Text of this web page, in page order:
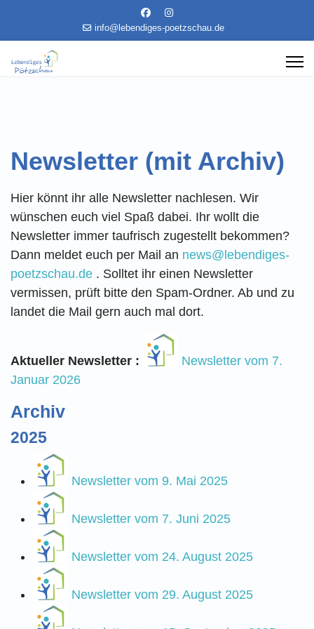
info@lebendiges-poetzschau.de
Newsletter (mit Archiv)
Hier könnt ihr alle Newsletter nachlesen. Wir
wünschen euch viel Spaß dabei. Ihr wollt die
Newsletter immer taufrisch zugestellt bekommen?
Dann meldet euch per Mail an news@lebendiges-
poetzschau.de . Solltet ihr einen Newsletter
vermissen, prüft bitte den Spam-Ordner. Ab und zu
landet die Mail gern auch mal dort.
Aktueller Newsletter :
Newsletter vom 7.
Januar 2026
Archiv
2025
Newsletter vom 9. Mai 2025
Newsletter vom 7. Juni 2025
Newsletter vom 24. August 2025
Newsletter vom 29. August 2025